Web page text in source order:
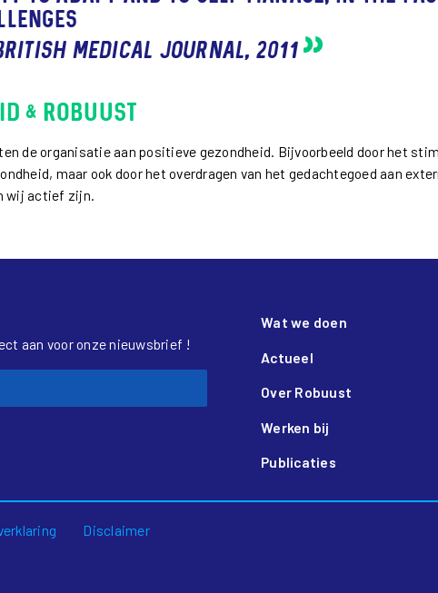
Medical Journal, 2011
& Robuust
de organisatie aan positieve gezondheid. Bijvoorbeeld door het
maar ook door het overdragen van het gedachtegoed aan
wij actief zijn.
aan voor onze nieuwsbrief !
Wat we doen
Actueel
Over Robuust
Werken bij
Publicaties
Disclaimer